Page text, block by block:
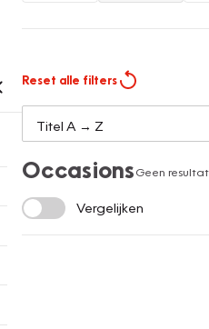
Reset alle filters
OccasionsGeen
Vergelijken